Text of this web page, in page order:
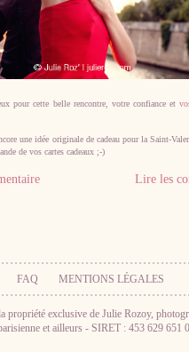
pour cette belle rencontre, votre confiance et
une idée originale de cadeau pour la Saint-
de vos cartes cadeaux ;-)
Lire les
FAQ MENTIONS LÉGALES
propriété exclusive de Julie Rozoy,
et ailleurs - SIRET : 453 629 651